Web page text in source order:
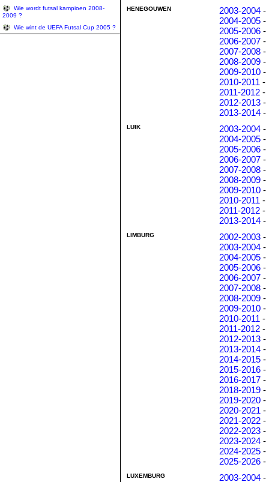
Wie wordt futsal kampioen 2008-
2009 ?
Wie wint de UEFA Futsal Cup 2005 ?
HENEGOUWEN 2003-2004 -
2004-2005 -
2005-2006 -
2006-2007 -
2007-2008 -
2008-2009 -
2009-2010 -
2010-2011 -
2011-2012 -
2012-2013 -
2013-2014 -
LUIK 2003-2004 -
2004-2005 -
2005-2006 -
2006-2007 -
2007-2008 -
2008-2009 -
2009-2010 -
2010-2011 -
2011-2012 -
2013-2014 -
LIMBURG 2002-2003 -
2003-2004 -
2004-2005 -
2005-2006 -
2006-2007 -
2007-2008 -
2008-2009 -
2009-2010 -
2010-2011 -
2011-2012 -
2012-2013 -
2013-2014 -
2014-2015 -
2015-2016 -
2016-2017 -
2018-2019 -
2019-2020 -
2020-2021 -
2021-2022 -
2022-2023 -
2023-2024 -
2024-2025 -
2025-2026 -
LUXEMBURG 2003-2004 -